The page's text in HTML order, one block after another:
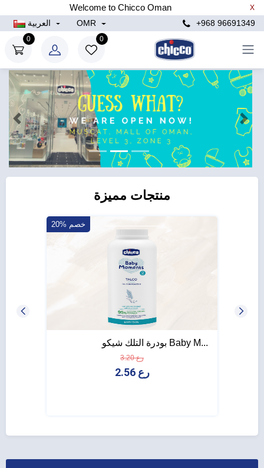
Welcome to Chicco Oman X
+968 96691349
OMR
0
0
التالي
منتجات مميزة
20% خصم
بودرة التلك شيكو Baby M...
3.20 رع
2.56 رع